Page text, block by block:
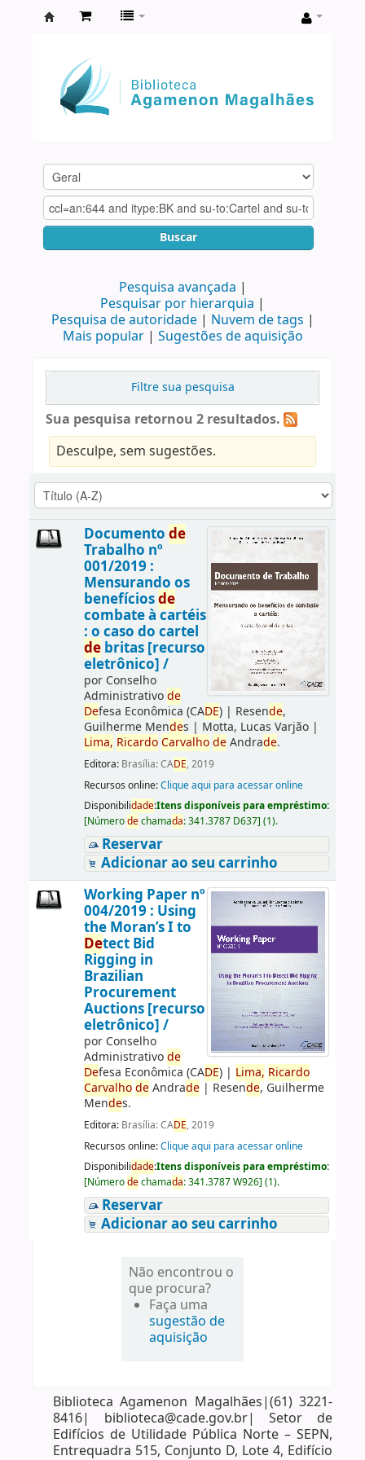
Agamenon
Magalhães
Buscar
Pesquisa avançada
Pesquisar por hierarquia
Pesquisa de autoridade
Nuvem de tags
Mais popular
Sugestões de aquisição
Filtre sua pesquisa
Sua pesquisa retornou 2 resultados.
Desculpe, sem sugestões.
Documento de
Trabalho nº
001/2019 :
Mensurando os
benefíciosde
combate à cartéis
: o caso do cartel
debritas [recurso
eletrônico] /
por Conselho
Administrativode
Defesa Econômica (CADE)| Resende,
Guilherme Mendes | Motta, Lucas Varjão|
Lima, Ricardo Carvalho deAndrade.
Editora: Brasília: CADE, 2019
Recursos online:Clique aqui para acessar online
Disponibilidade:Itens disponíveis para empréstimo:
[Númerodechamada:341.3787 D637] (1).
Reservar
Adicionar ao seu carrinho
Working Paper nº
004/2019 : Using
the Moran’s I to
Detect Bid
Rigging in
Brazilian
Procurement
Auctions [recurso
eletrônico] /
por Conselho
Administrativode
Defesa Econômica (CADE)| Lima, Ricardo
Carvalho deAndrade| Resende, Guilherme
Mendes.
Editora: Brasília: CADE, 2019
Recursos online:Clique aqui para acessar online
Disponibilidade:Itens disponíveis para empréstimo:
[Númerodechamada:341.3787 W926] (1).
Reservar
Adicionar ao seu carrinho
Não encontrou o
que procura?
Faça uma
sugestão de
aquisição
Biblioteca Agamenon Magalhães|(61) 3221-
8416| biblioteca@cade.gov.br| Setor de
Edifícios de Utilidade Pública Norte – SEPN,
Entrequadra 515, Conjunto D, Lote 4, Edifício